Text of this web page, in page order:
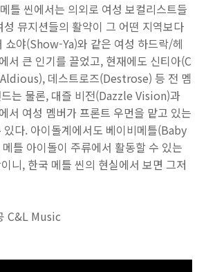
틀 씬에서는 의외로 여성 보컬리스트들
뮤지션들의 활약이 그 어떤 지역보다
쇼야(Show-Ya)와 같은 여성 하드락/헤
서 큰 인기를 끌었고, 현재에도 신티아(C
데스트로즈(Destrose) 등 전 멤
는 물론, 대즐 비전(Dazzle Vision)과
서 여성 멤버가 프론트 우먼을 맡고 있는
있다. 아이돌계에서도 베이비메틀(Baby
틀 아이돌이 주류에서 활동할 수 있는
니, 한국 메틀 씬의 현실에서 보면 그저
C&L Music